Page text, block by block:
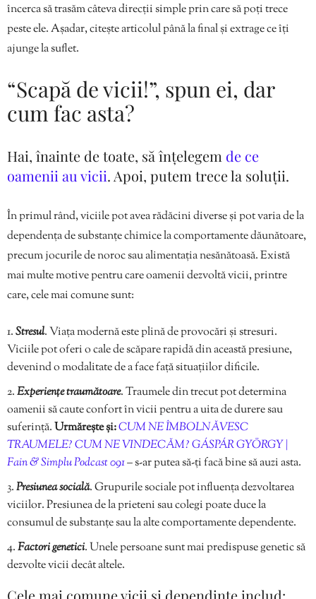
încerca să trasăm câteva direcții simple prin care să poți trece
peste ele. Așadar, citește articolul până la final și extrage ce îți
ajunge la suflet.
“Scapă de vicii!”, spun ei, dar
cum fac asta?
Hai, înainte de toate, să înțelegem de ce
oamenii au vicii. Apoi, putem trece la soluții.
În primul rând, viciile pot avea rădăcini diverse și pot varia de la
dependența de substanțe chimice la comportamente dăunătoare,
precum jocurile de noroc sau alimentația nesănătoasă. Există
mai multe motive pentru care oamenii dezvoltă vicii, printre
care, cele mai comune sunt:
Stresul. Viața modernă este plină de provocări și stresuri.
Viciile pot oferi o cale de scăpare rapidă din această presiune,
devenind o modalitate de a face față situațiilor dificile.
Experiențe traumătoare. Traumele din trecut pot determina
oamenii să caute confort în vicii pentru a uita de durere sau
suferință.Urmărește și:CUM NE ÎMBOLNĂVESC
TRAUMELE? CUM NE VINDECĂM? GÁSPÁR GYÖRGY |
Fain & Simplu Podcast 091– s-ar putea să-ți facă bine să auzi asta.
Presiunea socială. Grupurile sociale pot influența dezvoltarea
viciilor. Presiunea de la prieteni sau colegi poate duce la
consumul de substanțe sau la alte comportamente dependente.
Factori genetici. Unele persoane sunt mai predispuse genetic să
dezvolte vicii decât altele.
Cele mai comune vicii și dependințe includ: